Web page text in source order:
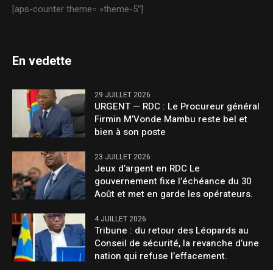
[aps-counter theme= »theme-5″]
En vedette
29 JUILLET 2026
URGENT — RDC : Le Procureur général
Firmin M’Vonde Mambu reste bel et
bien à son poste
23 JUILLET 2026
Jeux d’argent en RDC Le
gouvernement fixe l’échéance du 30
Août et met en garde les opérateurs.
4 JUILLET 2026
Tribune : du retour des Léopards au
Conseil de sécurité, la revanche d’une
nation qui refuse l’effacement.